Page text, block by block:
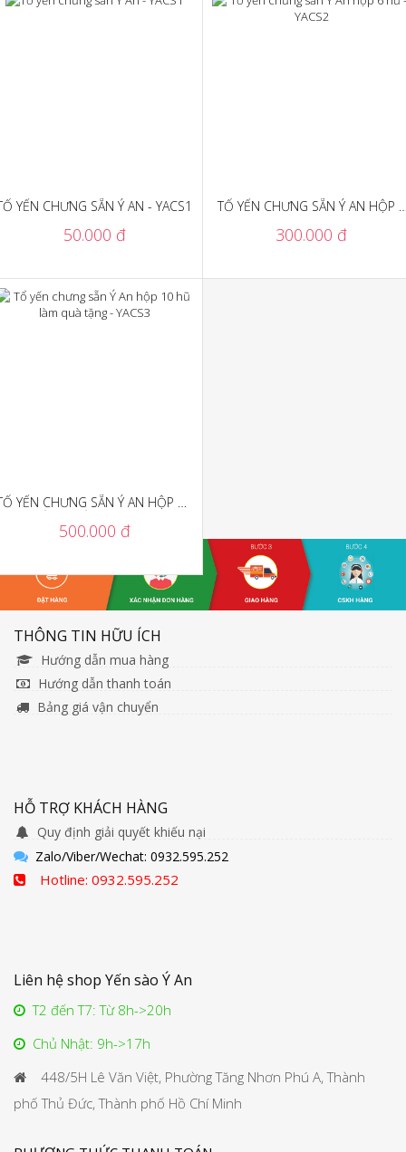
YẾN CHƯNG SẴN Ý AN - YACS1
50.000 đ
TỔ YẾN CHƯNG SẴN Ý AN HỘP 6
300.000 đ
YẾN CHƯNG SẴN Ý AN HỘP 10
500.000 đ
THÔNG TIN HỮU ÍCH
Hướng dẫn mua hàng
Hướng dẫn thanh toán
Bảng giá vận chuyển
HỖ TRỢ KHÁCH HÀNG
Quy định giải quyết khiếu nại
Zalo/Viber/Wechat: 0932.595.252
Hotline: 0932.595.252
Liên hệ shop Yến sào Ý An
T2 đến T7: Từ 8h->20h
Chủ Nhật: 9h->17h
448/5H Lê Văn Việt, Phường Tăng Nhơn Phú A, Thành
phố Thủ Đức, Thành phố Hồ Chí Minh